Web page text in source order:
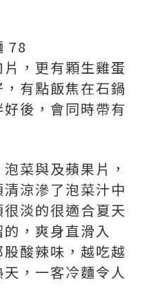
78
，更有顆生雞蛋
有點飯焦在石鍋
後，會同時帶有
菜與及蘋果片，
涼滲了泡菜汁中
淡的很適合夏天
，爽身直滑入
酸辣味，越吃越
，一客冷麵令人